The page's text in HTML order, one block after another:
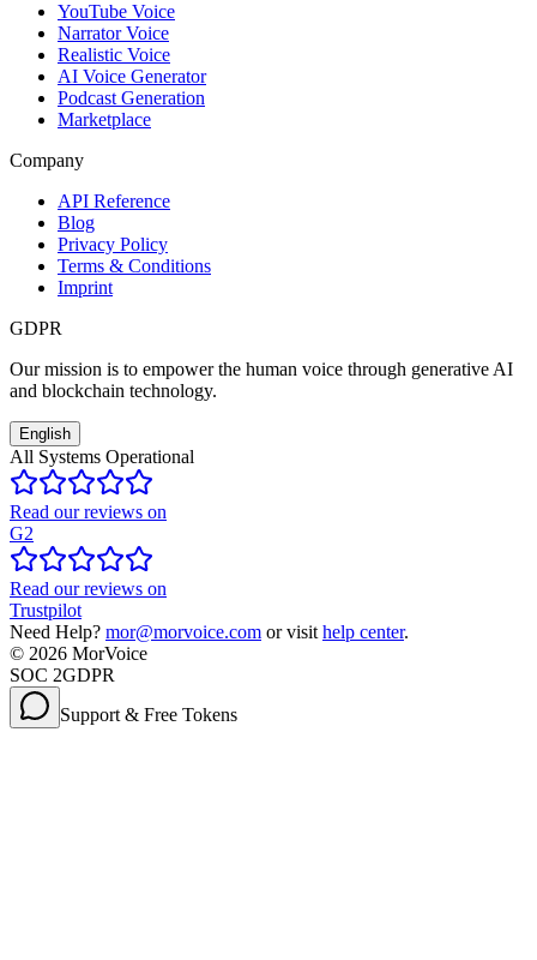
YouTube Voice
Narrator Voice
Realistic Voice
AI Voice Generator
Podcast Generation
Marketplace
Company
API Reference
Blog
Privacy Policy
Terms & Conditions
Imprint
GDPR
Our mission is to empower the human voice through generative AI
and blockchain technology.
English
All Systems Operational
Read our reviews on
G2
Read our reviews on
Trustpilot
Need Help? mor@morvoice.com or visit help center.
© 2026 MorVoice
SOC 2GDPR
Support & Free Tokens